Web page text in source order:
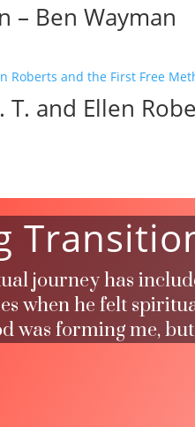
– Ben Wayman
T. and Ellen
journey has
when he felt
was forming me,